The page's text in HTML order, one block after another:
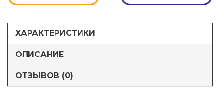
ХАРАКТЕРИСТИКИ
ОПИСАНИЕ
ОТЗЫВОВ (0)